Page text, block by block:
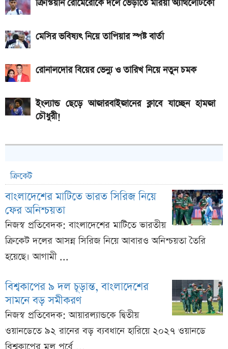
স্পেসিফিকেশনক্রিস্টিয়ান রোমেরোকে দলে ভেড়াতে মরিয়া অ্যাথলেটিকো
মেসির ভবিষ্যৎ নিয়ে তাপিয়ার স্পষ্ট বার্তা
রোনালদোর বিয়ের ভেন্যু ও তারিখ নিয়ে নতুন চমক
ইংল্যান্ড ছেড়ে আজারবাইজানের ক্লাবে যাচ্ছেন হামজা
চৌধুরী!
ক্রিকেট
বাংলাদেশের মাটিতে ভারত সিরিজ নিয়ে
ফের অনিশ্চয়তা
নিজস্ব প্রতিবেদক: বাংলাদেশের মাটিতে ভারতীয়
ক্রিকেট দলের আসন্ন সিরিজ নিয়ে আবারও অনিশ্চয়তা তৈরি
হয়েছে। আগামী ...
বিশ্বকাপের ৯ দল চূড়ান্ত, বাংলাদেশের
সামনে বড় সমীকরণ
নিজস্ব প্রতিবেদক: আয়ারল্যান্ডকে দ্বিতীয়
ওয়ানডেতে ৯২ রানের বড় ব্যবধানে হারিয়ে ২০২৭ ওয়ানডে